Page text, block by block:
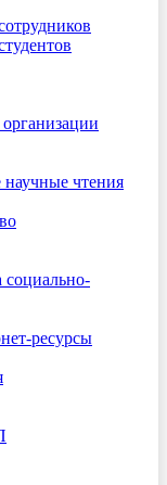
чтения
социально-
ресурсы